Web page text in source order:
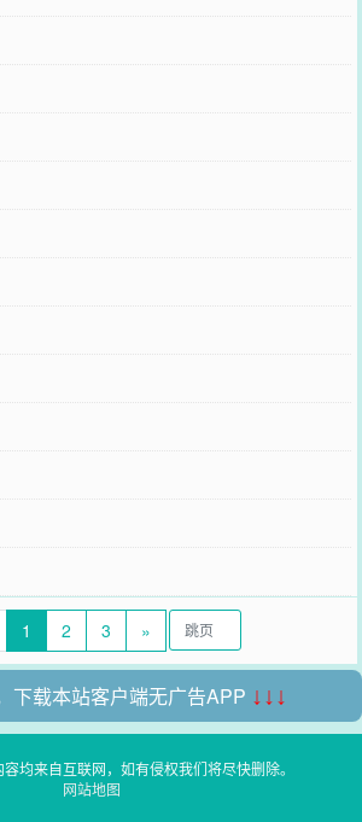
1 2 3 »
下载本站客户端无广告APP ↓↓↓
均来自互联网，如有侵权我们将尽快删除。
网站地图